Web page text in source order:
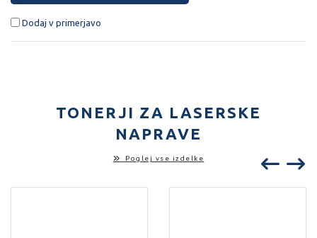
Dodaj v primerjavo
TONERJI ZA LASERSKE
NAPRAVE
Poglej vse izdelke